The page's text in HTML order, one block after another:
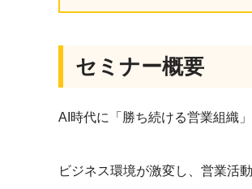
人と向き合い、組織を変える戦略人
セミナー概要
AI時代に「勝ち続ける営業組織
ビジネス環境が激変し、営業活